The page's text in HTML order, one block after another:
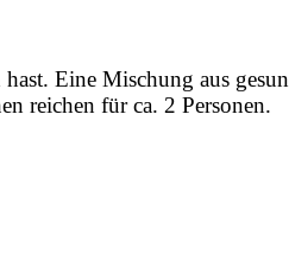
Eine Mischung aus
reichen für ca. 2 Personen.